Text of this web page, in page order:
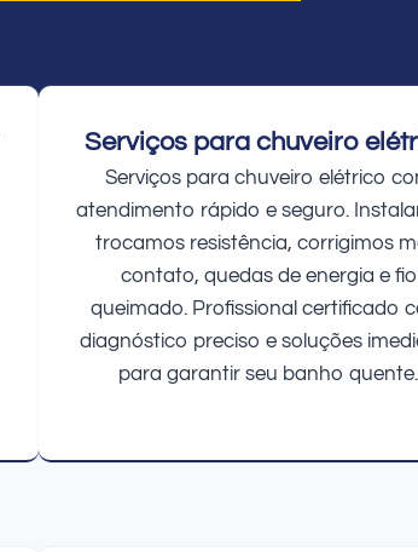
Serviços para chuveiro
Serviços para chuveiro elétrico
atendimento rápido e seguro.
trocamos resistência, corrigimos
contato, quedas de energia e fio
queimado. Profissional certificado
diagnóstico preciso e soluções
para garantir seu banho quente.